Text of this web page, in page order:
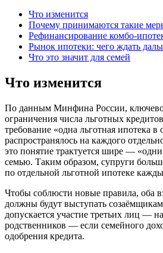
Что изменится
Почему принимаются такие
Рефинансирование комбо-
Рынок ипотеки: чего ждать
Что это значит для семей
Что изменится
По данным Минфина России,
ограничения числа льготных
требование «одна льготная ипотека в
распространялось на каждого
это понятие трактуется шире —
семью. Таким образом, супруги
по отдельной льготной ипотеке
Чтобы соблюсти новые правила, оба
должны будут выступать
допускается участие третьих лиц —
родственников — если семейного
одобрения кредита.